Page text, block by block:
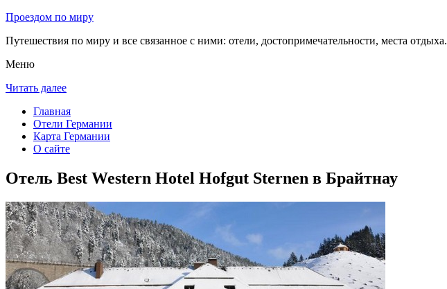
Проездом по миру
Путешествия по миру и все связанное с ними: отели, достопримечательности, места отдыха.
Меню
Читать далее
Главная
Отели Германии
Карта Германии
О сайте
Отель Best Western Hotel Hofgut Sternen в Брайтнау